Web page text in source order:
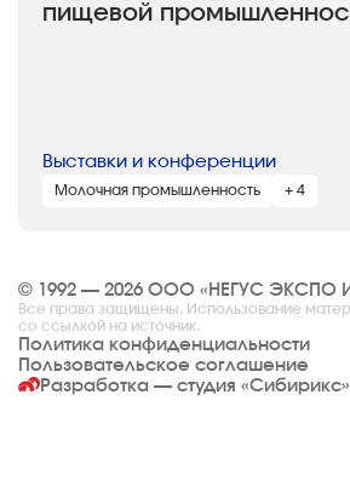
пищевой
Выставки и конференции
Молочная промышленность + 4
© 1992 — 2026 ООО «НЕГУС ЭКСПО
Все права защищены. Использование
со ссылкой на источник.
Политика конфиденциальности
Пользовательское соглашение
Разработка — студия «Сибирикс»